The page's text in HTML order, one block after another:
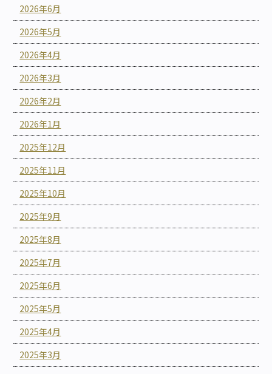
2026年6月
2026年5月
2026年4月
2026年3月
2026年2月
2026年1月
2025年12月
2025年11月
2025年10月
2025年9月
2025年8月
2025年7月
2025年6月
2025年5月
2025年4月
2025年3月